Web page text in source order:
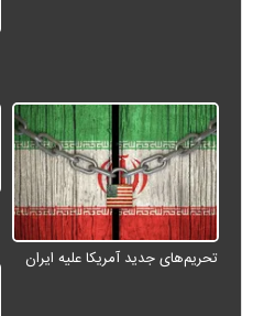
تحریم‌های جدید آمریکا علیه ایران